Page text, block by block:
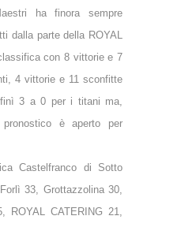
ha finora sempre
dalla parte della ROYAL
con 8 vittorie e 7
4 vittorie e 11 sconfitte
finì 3 a 0 per i titani ma,
è aperto per
Castelfranco di Sotto
33, Grottazzolina 30,
ROYAL CATERING 21,